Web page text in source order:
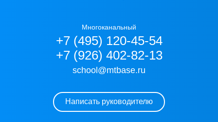
Многоканальный
+7 (495) 120-45-54
+7 (926) 402-82-13
school@mtbase.ru
Написать руководителю